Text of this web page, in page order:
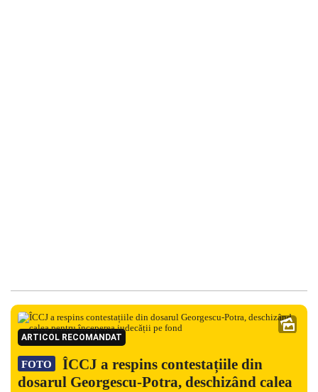
ARTICOL RECOMANDAT
FOTO
ÎCCJ a respins contestațiile din
dosarul Georgescu-Potra, deschizând calea